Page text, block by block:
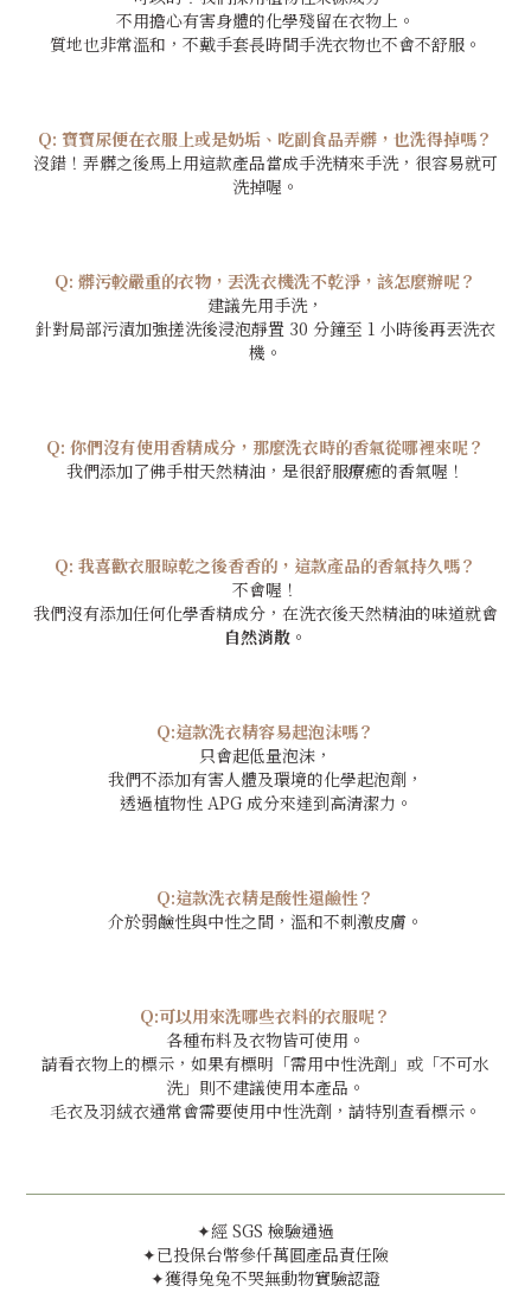
不用擔心有害身體的化學殘留在衣物上。
質地也非常溫和，不戴手套長時間手洗衣物也不會不舒服。
Q: 寶寶尿便在衣服上或是奶垢、吃副食品弄髒，也洗得掉嗎？
沒錯！弄髒之後馬上用這款產品當成手洗精來手洗，很容易就可
洗掉喔。
Q: 髒污較嚴重的衣物，丟洗衣機洗不乾淨，該怎麼辦呢？
建議先用手洗，
針對局部污漬加強搓洗後浸泡靜置 30 分鐘至 1 小時後再丟洗衣
機。
Q: 你們沒有使用香精成分，那麼洗衣時的香氣從哪裡來呢？
我們添加了佛手柑天然精油，是很舒服療癒的香氣喔！
Q: 我喜歡衣服晾乾之後香香的，這款產品的香氣持久嗎？
不會喔！
我們沒有添加任何化學香精成分，在洗衣後天然精油的味道就會
自然消散 。
Q:這款洗衣精容易起泡沫嗎？
只會起低量泡沫，
我們不添加有害人體及環境的化學起泡劑，
透過植物性 APG 成分來達到高清潔力。
Q:這款洗衣精是酸性還鹼性？
介於弱鹼性與中性之間，溫和不刺激皮膚。
Q:可以用來洗哪些衣料的衣服呢？
各種布料及衣物皆可使用。
請看衣物上的標示，如果有標明「需用中性洗劑」或「不可水
洗」則不建議使用本產品。
毛衣及羽絨衣通常會需要使用中性洗劑，請特別查看標示。
✦經 SGS 檢驗通過
✦已投保台幣參仟萬圓產品責任險
✦獲得兔兔不哭無動物實驗認證